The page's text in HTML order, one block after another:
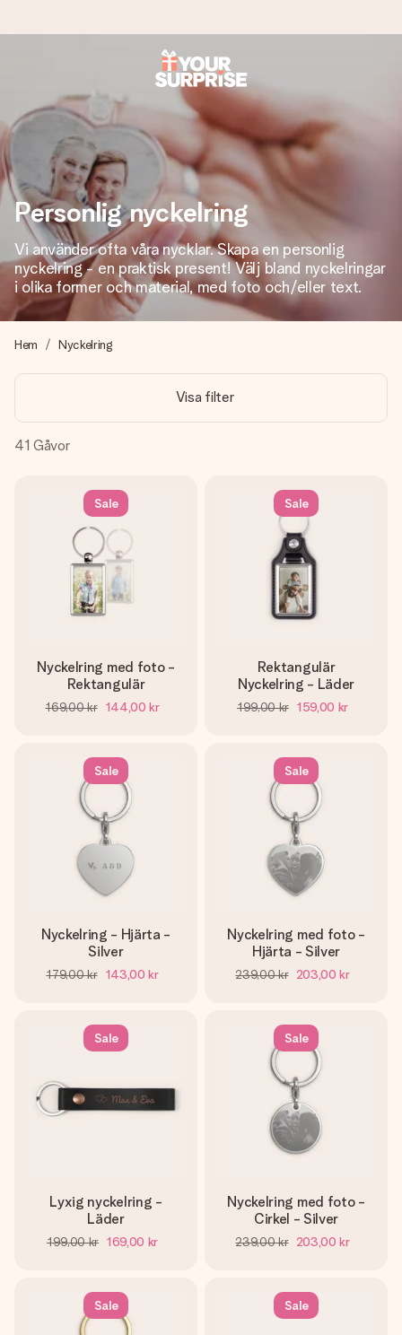
Beställ idag, skickas inom 1 arbetsdag
Vi skapar din gåva med omsorg och skickar den blixtsnabbt
– så att du kan ge den i precis rätt tid, när det betyder som
mest.
4,6 (baserat på +15 000 recensioner)
Våra gåvor inspirerar. Kunder ger oss 4,6 på Google
Reviews.
Skapa något unikt med bara några få steg – med hennes
namn, ditt foto eller ett meddelande som verkligen berör
hennes hjärta. Inget krångel, bara med all kärlek för stunden.
Personlig nyckelring
Vi använder ofta våra nycklar. Skapa en personlig
nyckelring - en praktisk present! Välj bland nyckelringar
i olika former och material, med foto och/eller text.
Hem Nyckelring
Visa filter
41 Gåvor
Sale
Nyckelring med foto -
Rektangulär
169,00 kr 144,00 kr
Sale
Rektangulär
Nyckelring - Läder
199,00 kr 159,00 kr
Sale
Nyckelring - Hjärta -
Silver
179,00 kr 143,00 kr
Sale
Nyckelring med foto -
Hjärta - Silver
239,00 kr 203,00 kr
Sale
Lyxig nyckelring -
Läder
199,00 kr 169,00 kr
Sale
Nyckelring med foto -
Cirkel - Silver
239,00 kr 203,00 kr
Sale Sale